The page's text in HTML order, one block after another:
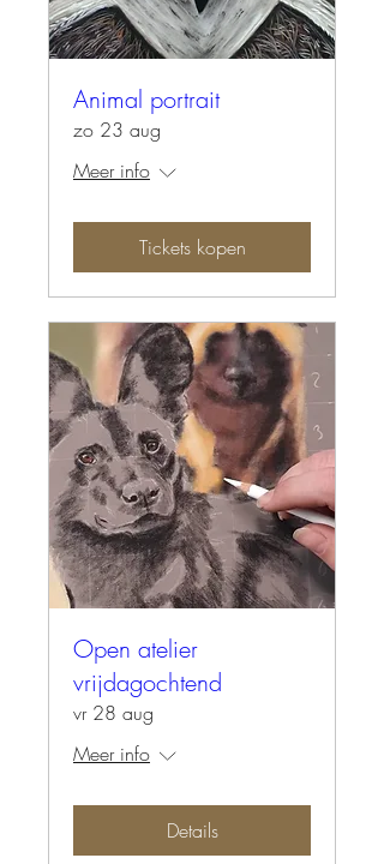
Animal portrait
zo 23 aug
Meer info
Tickets kopen
Open atelier
vrijdagochtend
vr 28 aug
Meer info
Details